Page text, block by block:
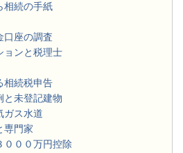
相続の手紙
口座の調査
ョンと税理士
相続税申告
と未登記建物
ガス水道
専門家
０００万円控除